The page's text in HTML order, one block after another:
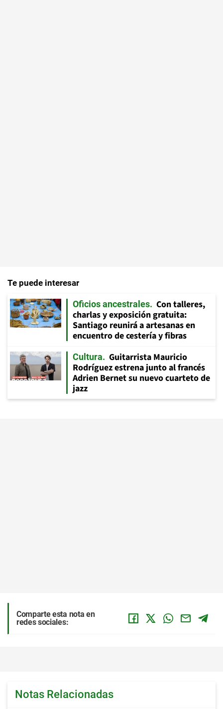
Te puede interesar
Oficios ancestrales
Con talleres,
charlas y exposición gratuita:
Santiago reunirá a artesanas en
encuentro de cestería y fibras
Cultura
Guitarrista Mauricio
Rodríguez estrena junto al francés
Adrien Bernet su nuevo cuarteto de
jazz
Comparte esta nota en
redes sociales:
Notas Relacionadas